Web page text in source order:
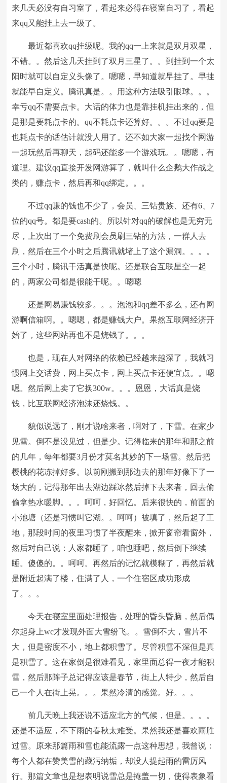
来几天必没有自习室了，看起来必得在寝室自习了，看起
来qq又能挂上去一级了。
最近都喜欢qq挂级呢。我的qq一上来就是双月双星，
不错。。然后这几天挂到了双月三星了。。到挂到一个太
阳时就可以自定义头像了。嗯嗯，早知道就早挂了。早挂
就能早自定义。腾讯真是。。用这种方法吸引眼球。。。
幸亏qq不需要点卡。大话的体力也是靠挂机挂出来的，但
是那是要耗点卡的。qq不耗点卡还算好。。。不过qq要是
也耗点卡的话估计就没人用了。还不如大家一起找个网游
一起玩然后再聊天，起码还能多一个游戏玩。。嗯嗯，有
道理。建议qq直接开发网游算了，就叫什么企鹅大作战之
类的，赚点卡，然后再和qq绑定。。。
不过qq赚的钱也不少了，会员、三钻贵族、还有6、7
位的qq号。都是要cash的。所以针对qq的破解也是无穷无
尽，上次出了一个免费刷会员刷三钻的方法，一群人去
刷，然后在三个小时之后腾讯就堵上了这个漏洞。。。。
三个小时，腾讯干活真是快呢。还是联合互联星空一起
的，两家公司都是很能干呢。。嗯嗯
还是网易赚钱较多。。。泡泡和qq差不多么，还有网
游啊信箱啊。。嗯嗯，都是赚钱大户。果然互联网经济开
始了，这些网站再也不是烧钱了。。。
也是，现在人对网络的依赖已经越来越深了，我就习
惯网上交话费，网上买点卡，网上买点卡还便宜点。。嗯
嗯。然后网上卖了它换300w。。。恩恩，大话真是烧
钱，比互联网经济泡沫还烧钱。。
貌似说远了，刚才说啥来者，啊对了，下雪。在家少
见雪。倒不是没见过，但是少。记得临来的那年和那之前
的几年，每年都要3月份才莫名其妙的下一场雪。然后把
樱桃的花冻掉好多。以前刚搬到那边去的那年好像下了一
场大的，记得那年出去湖边踩冰然后掉下去来者，回去偷
偷拿热水暖脚。。。呵呵，好回忆。后来很快的，前面的
小池塘（还是习惯叫它湖。。呵呵）被填了，然后起了工
地，那段时间的夜里习惯了半夜醒来，掀开窗帘看窗外，
然后对自己说：人家都睡了，咱也睡吧，然后倒下继续
睡。傻傻的。。呵呵。再然后的记忆就模糊了，再然后就
是附近起满了楼，住满了人，一个住宿区成功形成
了。。。
今天在寝室里面处理报告，处理的昏头昏脑，然后偶
尔起身上wc才发现外面大雪纷飞。。雪倒不大，雪片不
大，但是密度不小，地上都积雪了。尽管积雪不深但是真
是积雪了。这在家倒是很难看见，家里面总得一夜才能积
雪，然后那阵子总记得应该是春节，街上人特少，然后自
己一个人在街上晃。。。果然冷清的感觉。好。。。
前几天晚上我还说不适应北方的气候，但是。。。。
还是不适应，不下雨的春秋太难受。果然我还是喜欢雨胜
过雪。原来那篇雨和雪也能流露一点这种思想，我曾说：
每个人都在赞美雪的藏污纳垢，却没人提起雨的雷厉风
行。那篇文章也是想表明说雪总是掩盖一切，使得表象看